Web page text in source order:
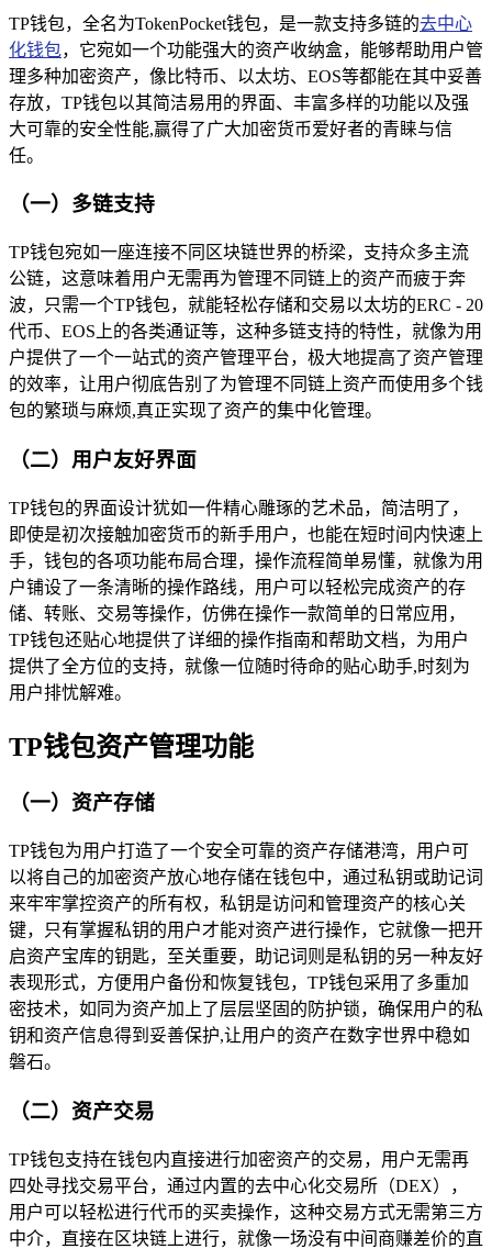
TP钱包，全名为TokenPocket钱包，是一款支持多链的去中心
化钱包，它宛如一个功能强大的资产收纳盒，能够帮助用户管
理多种加密资产，像比特币、以太坊、EOS等都能在其中妥善
存放，TP钱包以其简洁易用的界面、丰富多样的功能以及强
大可靠的安全性能,赢得了广大加密货币爱好者的青睐与信
任。
（一）多链支持
TP钱包宛如一座连接不同区块链世界的桥梁，支持众多主流
公链，这意味着用户无需再为管理不同链上的资产而疲于奔
波，只需一个TP钱包，就能轻松存储和交易以太坊的ERC - 20
代币、EOS上的各类通证等，这种多链支持的特性，就像为用
户提供了一个一站式的资产管理平台，极大地提高了资产管理
的效率，让用户彻底告别了为管理不同链上资产而使用多个钱
包的繁琐与麻烦,真正实现了资产的集中化管理。
（二）用户友好界面
TP钱包的界面设计犹如一件精心雕琢的艺术品，简洁明了，
即使是初次接触加密货币的新手用户，也能在短时间内快速上
手，钱包的各项功能布局合理，操作流程简单易懂，就像为用
户铺设了一条清晰的操作路线，用户可以轻松完成资产的存
储、转账、交易等操作，仿佛在操作一款简单的日常应用，
TP钱包还贴心地提供了详细的操作指南和帮助文档，为用户
提供了全方位的支持，就像一位随时待命的贴心助手,时刻为
用户排忧解难。
TP钱包资产管理功能
（一）资产存储
TP钱包为用户打造了一个安全可靠的资产存储港湾，用户可
以将自己的加密资产放心地存储在钱包中，通过私钥或助记词
来牢牢掌控资产的所有权，私钥是访问和管理资产的核心关
键，只有掌握私钥的用户才能对资产进行操作，它就像一把开
启资产宝库的钥匙，至关重要，助记词则是私钥的另一种友好
表现形式，方便用户备份和恢复钱包，TP钱包采用了多重加
密技术，如同为资产加上了层层坚固的防护锁，确保用户的私
钥和资产信息得到妥善保护,让用户的资产在数字世界中稳如
磐石。
（二）资产交易
TP钱包支持在钱包内直接进行加密资产的交易，用户无需再
四处寻找交易平台，通过内置的去中心化交易所（DEX），
用户可以轻松进行代币的买卖操作，这种交易方式无需第三方
中介，直接在区块链上进行，就像一场没有中间商赚差价的直